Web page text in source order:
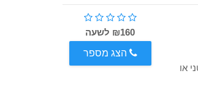
או
₪160 לשעה
הצג מספר